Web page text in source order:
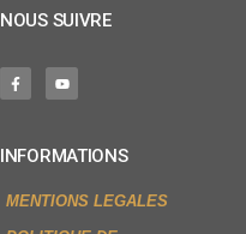
NOUS SUIVRE
INFORMATIONS
MENTIONS LEGALES